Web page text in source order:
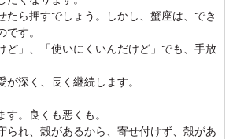
たら押すでしょう。しかし、蟹座は、でき
す。
ど」、「使いにくいんだけど」でも、手放
が深く、長く継続します。
す。良くも悪くも。
られ、殻があるから、寄せ付けず、殻があ